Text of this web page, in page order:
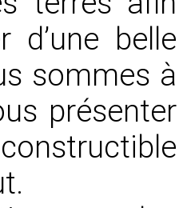
d’une belle
sommes à
présenter